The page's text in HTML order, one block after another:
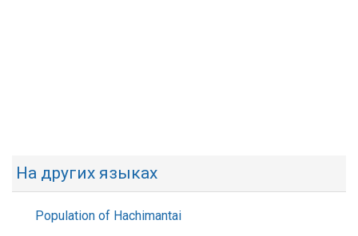
На других языках
Population of Hachimantai